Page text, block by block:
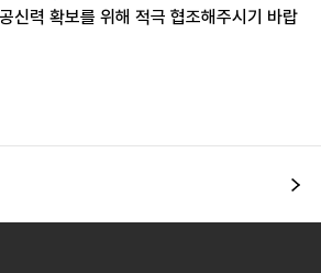
신력 확보를 위해 적극 협조해주시기 바랍